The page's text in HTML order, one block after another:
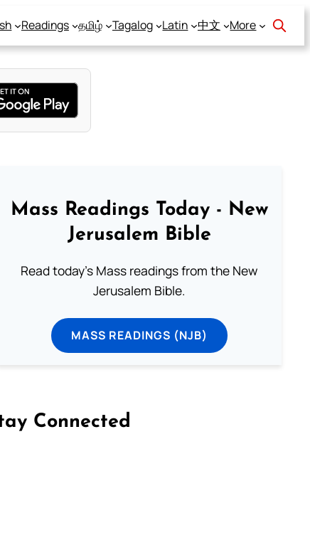
Readings தமிழ் Tagalog Latin 中文 More
Mass Readings Today - New
Jerusalem Bible
Read today's Mass readings from the New
Jerusalem Bible.
MASS READINGS (NJB)
Connected